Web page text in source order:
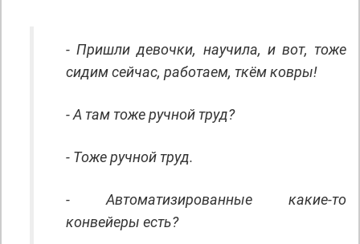
- Пришли девочки, научила, и вот, тоже
сидим сейчас, работаем, ткём ковры!
- А там тоже ручной труд?
- Тоже ручной труд.
- Автоматизированные какие-то
конвейеры есть?